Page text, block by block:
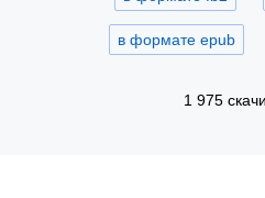
в формате epub
1 975